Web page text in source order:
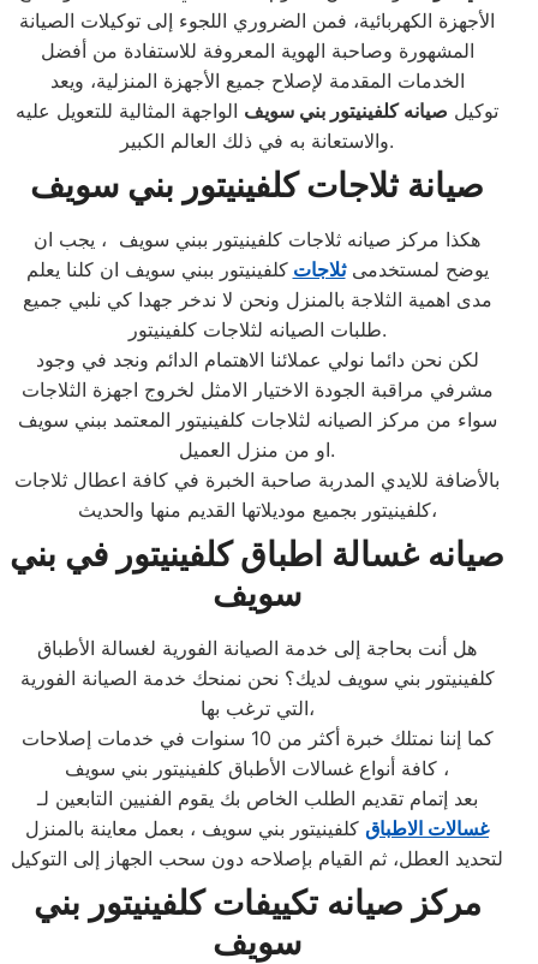
الأجهزة الكهربائية، فمن الضروري اللجوء إلى توكيلات الصيانة
المشهورة وصاحبة الهوية المعروفة للاستفادة من أفضل
الخدمات المقدمة لإصلاح جميع الأجهزة المنزلية، ويعد
توكيل صيانه كلفينيتور بني سويف الواجهة المثالية للتعويل عليه
والاستعانة به في ذلك العالم الكبير.
صيانة ثلاجات كلفينيتور بني سويف
هكذا مركز صيانه ثلاجات كلفينيتور ببني سويف ، يجب ان
يوضح لمستخدمىثلاجات كلفينيتور ببني سويف ان كلنا يعلم
مدى اهمية الثلاجة بالمنزل ونحن لا ندخر جهدا كي نلبي جميع
طلبات الصيانه لثلاجات كلفينيتور.
لكن نحن دائما نولي عملائنا الاهتمام الدائم ونجد في وجود
مشرفي مراقبة الجودة الاختيار الامثل لخروج اجهزة الثلاجات
سواء من مركز الصيانه لثلاجات كلفينيتور المعتمد ببني سويف
او من منزل العميل.
بالأضافة للايدي المدربة صاحبة الخبرة في كافة اعطال ثلاجات
كلفينيتور بجميع موديلاتها القديم منها والحديث،
صيانه غسالة اطباق كلفينيتور في بني
سويف
هل أنت بحاجة إلى خدمة الصيانة الفورية لغسالة الأطباق
كلفينيتور بني سويف لديك؟ نحن نمنحك خدمة الصيانة الفورية
التي ترغب بها،
كما إننا نمتلك خبرة أكثر من 10 سنوات في خدمات إصلاحات
كافة أنواع غسالات الأطباق كلفينيتور بني سويف ،
بعد إتمام تقديم الطلب الخاص بك يقوم الفنيين التابعين لـ
غسالات الاطباق كلفينيتور بني سويف ، بعمل معاينة بالمنزل
لتحديد العطل، ثم القيام بإصلاحه دون سحب الجهاز إلى التوكيل
مركز صيانه تكييفات كلفينيتور بني
سويف